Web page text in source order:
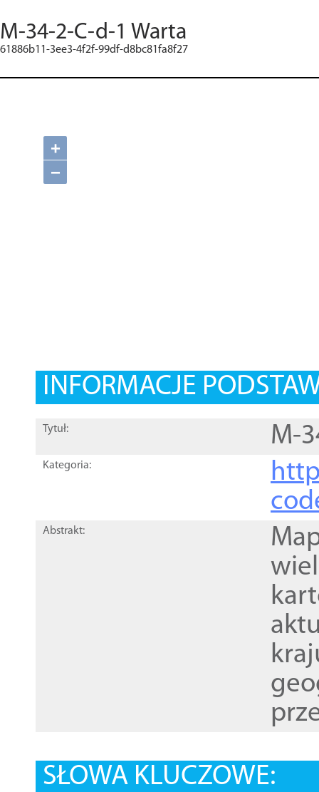
M-34-2-C-d-1 Warta
61886b11-3ee3-4f2f-99df-d8bc81fa8f27
+
−
INFORMACJE
Tytuł: M-
Kategoria:
Abstrakt:
SŁOWA KLUCZOWE: